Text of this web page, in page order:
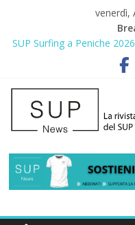
venerdì,
SUP Surfing a Peniche 2026
AirSUP a Gallico: prima
Gallico Paddle Fest 2026:
del SUP
Porto Selvaggio, a lezione
prevenzione
2° Urban Sup Trophy: la